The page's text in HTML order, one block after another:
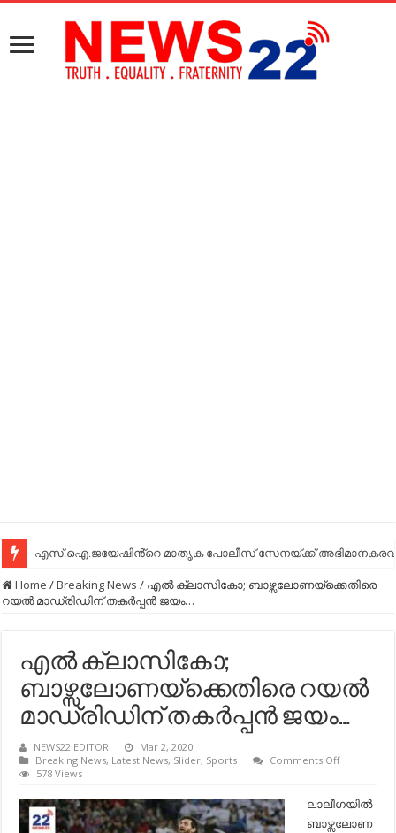
എസ്.ഐ.ജയേഷിൻ്റെ മാതൃക പോലീസ് സേനയ്ക്ക്
Home /Breaking News / എല്‍ ക്ലാസികോ; ബാഴ്സലോണയ്ക്കെതിരെ
റയല്‍ മാഡ്രിഡിന് തകര്‍പ്പന്‍ ജയം…
എല്‍ ക്ലാസികോ;
ബാഴ്സലോണയ്ക്കെതിരെ റയല്‍
മാഡ്രിഡിന് തകര്‍പ്പന്‍ ജയം…
NEWS22 EDITOR
Mar 2, 2020
Breaking News, Latest News, Slider, Sports Comments Offon
റയല്‍
മാഡ്രിഡിന്
578 Views
ലാലീഗയില്‍
ബാഴ്സലോണ